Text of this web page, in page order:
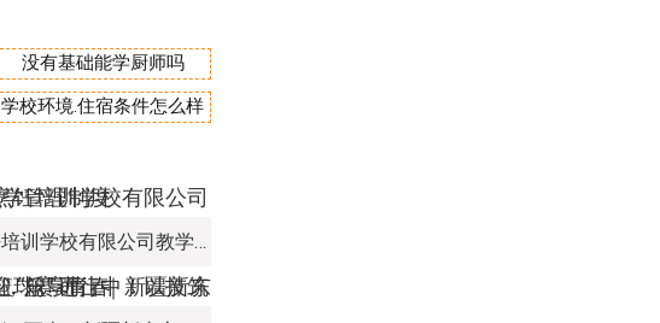
没有基础能学厨师吗
学校环境.住宿条件怎么样
新疆新东方烹饪培训学校有限公司教学管理制度